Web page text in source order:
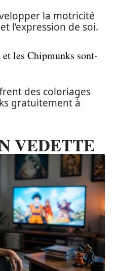
la motricité
l’expression de soi.
les Chipmunks sont-
des coloriages
gratuitement à
VEDETTE